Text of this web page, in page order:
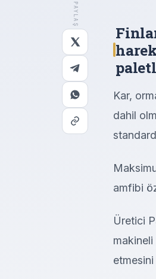
PAYLAŞ
Kar,
dahil
amfibi
Üretici
makineli
etmesini